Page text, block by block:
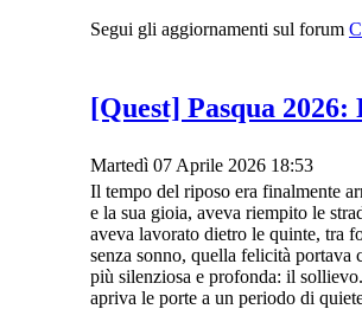
Segui gli aggiornamenti sul forum
[Quest] Pasqua
Martedì 07 Aprile 2026 18:53
Il tempo del riposo era finalmente
e la sua gioia, aveva riempito le
aveva lavorato dietro le quinte, tra
senza sonno, quella felicità portava
più silenziosa e profonda: il
apriva le porte a un periodo di